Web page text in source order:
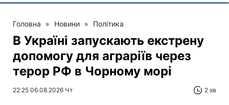
Головна » Новини » Політика
В Україні запускають екстрену
допомогу для аграріїв через
терор РФ в Чорному морі
22:25 06.08.2026 Чт 2 хв